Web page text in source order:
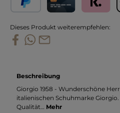
Dieses Produkt weiterempfehlen:
Beschreibung
Giorgio 1958 - Wunderschöne
italienischen Schuhmarke
Qualität… Mehr